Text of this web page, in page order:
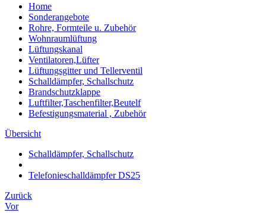
Home
Sonderangebote
Rohre, Formteile u. Zubehör
Wohnraumlüftung
Lüftungskanal
Ventilatoren,Lüfter
Lüftungsgitter und Tellerventil
Schalldämpfer, Schallschutz
Brandschutzklappe
Luftfilter,Taschenfilter,Beutelf
Befestigungsmaterial , Zubehör
Übersicht
Schalldämpfer, Schallschutz
Telefonieschalldämpfer DS25
Zurück
Vor